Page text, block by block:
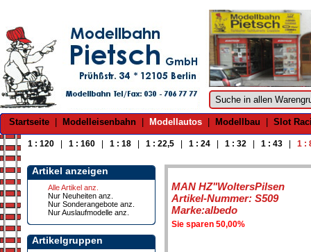
Startseite Modelleisenbahn Modellautos Modellbau Slot
1 : 120 1 : 160 1 : 18 1 : 22,5 1 : 24 1 : 32 1 : 43 1 :
Artikel anzeigen
Alle Artikel anz.
Nur Neuheiten anz.
Nur Sonderangebote anz.
Nur Auslaufmodelle anz.
Artikelgruppen
MAN HZ"WoltersPilsen
Artikel-Nummer: S509
Marke:albedo
Sie sparen 50,00%